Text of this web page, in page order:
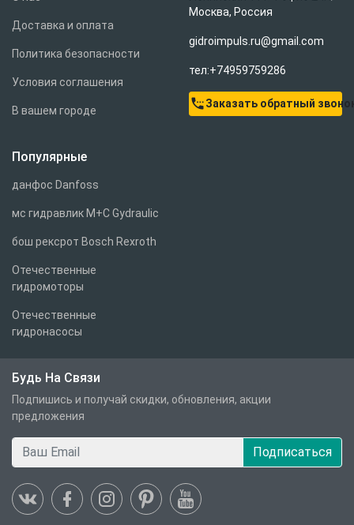
Доставка и оплата
Политика безопасности
Условия соглашения
В вашем городе
Москва, Россия
gidroimpuls.ru@gmail.com
тел:+74959759286
settings_phoneЗаказать обратный
Популярные
данфос Danfoss
мс гидравлик M+C Gydraulic
бош рексрот Bosch Rexroth
Отечественные
гидромоторы
Отечественные
гидронасосы
Будь На Связи
Подпишись и получай скидки, обновления, акции
предложения
Подписаться